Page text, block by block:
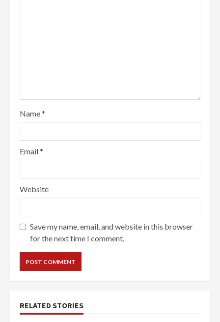
Name*
Email*
Website
Save my name, email, and website in this browser
for the next time I comment.
RELATED STORIES